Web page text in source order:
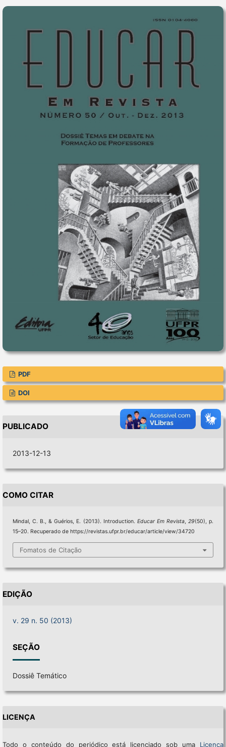
PDF
DOI
PUBLICADO
2013-12-13
COMO CITAR
Mindal, C. B., & Guérios, E. (2013). Introduction. Educar Em Revista, 29(50), p.
15–20. Recuperado de https://revistas.ufpr.br/educar/article/view/34720
Fomatos de Citação
EDIÇÃO
v. 29 n. 50 (2013)
SEÇÃO
Dossiê Temático
LICENÇA
Todo o conteúdo do periódico está licenciado sob uma Licença